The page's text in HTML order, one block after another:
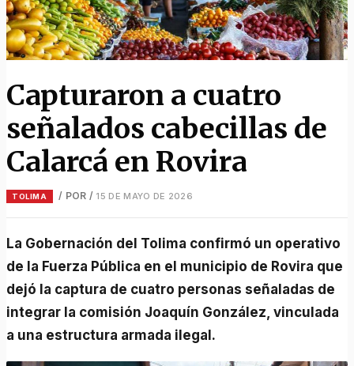
Capturaron a cuatro
señalados cabecillas de
Calarcá en Rovira
TOLIMA / POR / 15 DE MAYO DE 2026
La Gobernación del Tolima confirmó un operativo
de la Fuerza Pública en el municipio de Rovira que
dejó la captura de cuatro personas señaladas de
integrar la comisión Joaquín González, vinculada
a una estructura armada ilegal.